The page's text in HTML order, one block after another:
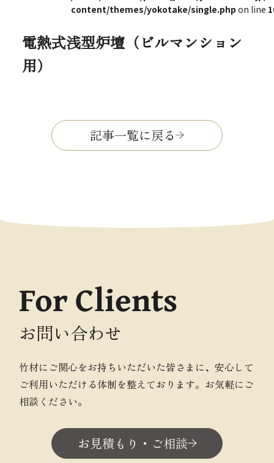
content/themes/yokotake/single.php on line
電熱式浅型炉壇（ビルマンション
用）
記事一覧に戻る
For Clients
お問い合わせ
竹材にご関心をお持ちいただいた皆さまに、安心して
ご利用いただける体制を整えております。お気軽にご
相談ください。
お見積もり・ご相談